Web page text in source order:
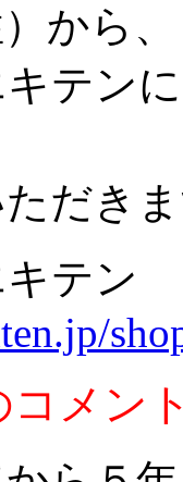
から、
テン
だき
テン
コメン